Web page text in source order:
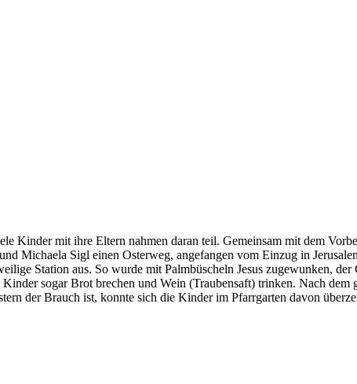
Kinder mit ihre Eltern nahmen daran teil. Gemeinsam mit dem
Michaela Sigl einen Osterweg, angefangen vom Einzug in
Station aus. So wurde mit Palmbüscheln Jesus zugewunken, der
sogar Brot brechen und Wein (Traubensaft) trinken. Nach dem
der Brauch ist, konnte sich die Kinder im Pfarrgarten davon